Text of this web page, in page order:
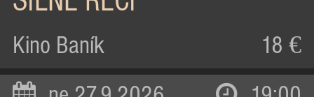
Kino Baník 18 €